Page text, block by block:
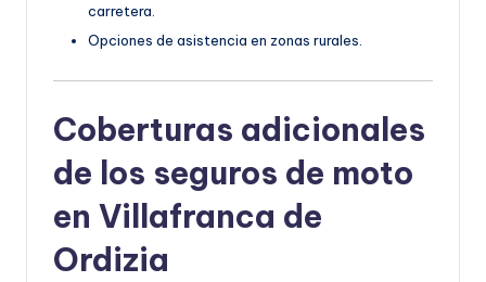
carretera.
Opciones de asistencia en zonas rurales.
Coberturas adicionales
de los seguros de moto
en Villafranca de
Ordizia